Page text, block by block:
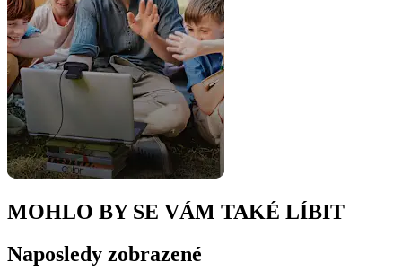
MOHLO BY SE VÁM TAKÉ LÍBIT
Naposledy zobrazené